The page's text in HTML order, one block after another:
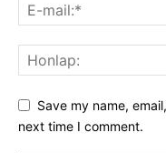
Save my name,
next time I comment.